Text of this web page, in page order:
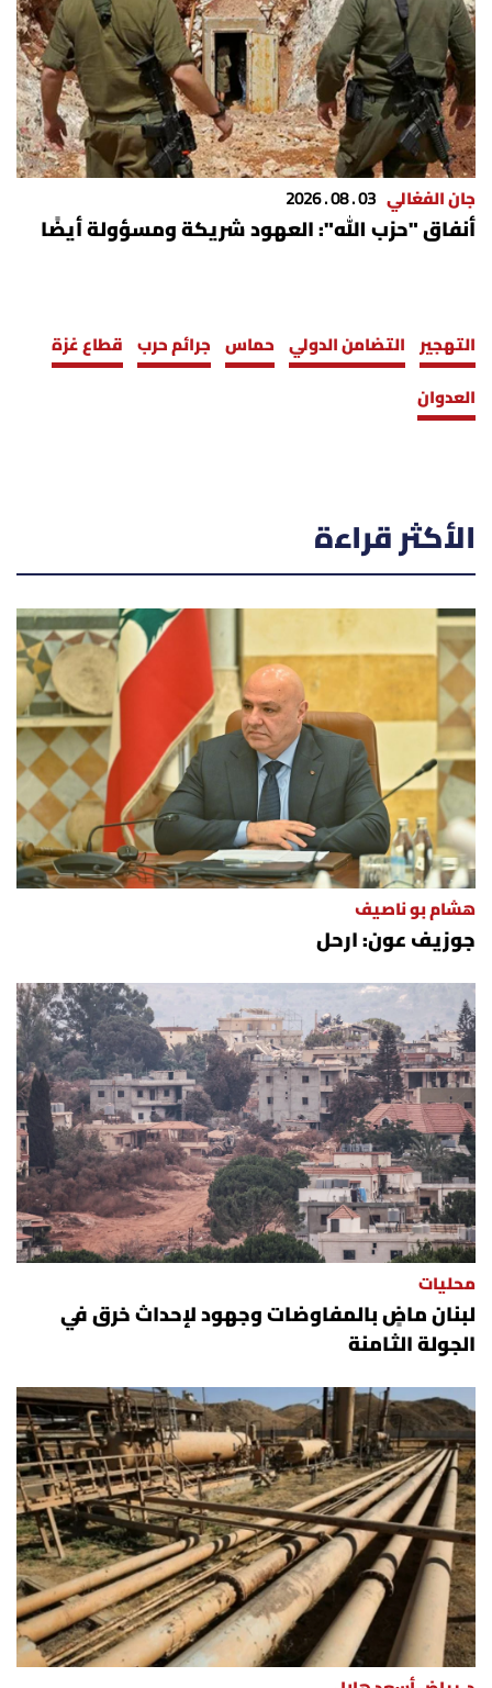
جان الفغالي 03 . 08 . 2026
أَنفاق "حزب الله": العهود شريكة ومسؤولة أيضًا
التهجير التضامن الدولي حماس جرائم حرب قطاع غزة
العدوان
الأكثر قراءة
هشام بو ناصيف
جوزيف عون: ارحل
محليات
لبنان ماضٍ بالمفاوضات وجهود لإحداث خرق في
الجولة الثامنة